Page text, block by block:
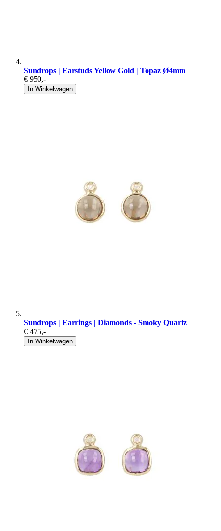
Sundrops | Earstuds Yellow Gold | Topaz Ø4mm
€ 950,-
In Winkelwagen
Sundrops | Earrings | Diamonds - Smoky Quartz
€ 475,-
In Winkelwagen